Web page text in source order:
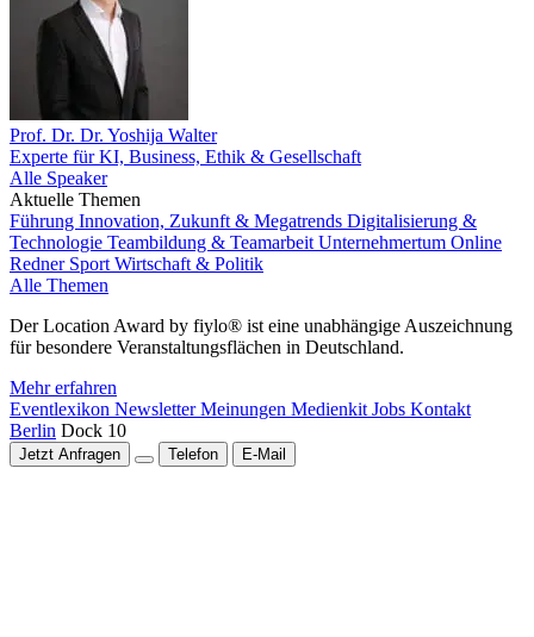
Prof. Dr. Dr. Yoshija Walter
Experte für KI, Business, Ethik & Gesellschaft
Alle Speaker
Aktuelle Themen
Führung Innovation, Zukunft & Megatrends Digitalisierung &
Technologie Teambildung & Teamarbeit Unternehmertum Online
Redner Sport Wirtschaft & Politik
Alle Themen
Der Location Award by fiylo® ist eine unabhängige Auszeichnung
für besondere Veranstaltungsflächen in Deutschland.
Mehr erfahren
Eventlexikon NewsletterMeinungen Medienkit Jobs Kontakt
Berlin Dock 10
Jetzt Anfragen Telefon E-Mail